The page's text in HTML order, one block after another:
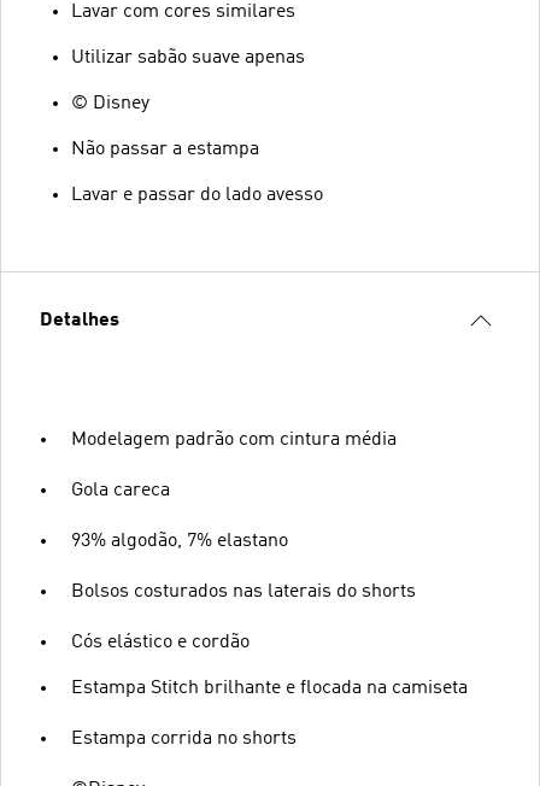
Lavar com cores similares
Utilizar sabão suave apenas
© Disney
Não passar a estampa
Lavar e passar do lado avesso
Detalhes
Modelagem padrão com cintura média
Gola careca
93% algodão, 7% elastano
Bolsos costurados nas laterais do shorts
Cós elástico e cordão
Estampa Stitch brilhante e flocada na camiseta
Estampa corrida no shorts